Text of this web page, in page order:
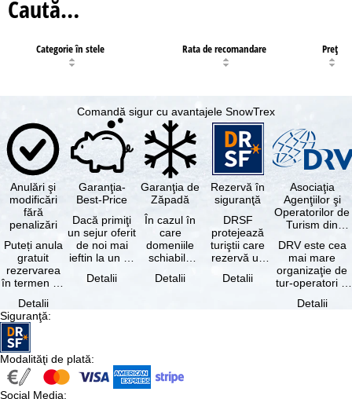
Caută…
Categorie în stele Rata de recomandare Preţ
Comandă sigur cu avantajele SnowTrex
Anulări şi
modificări
fără
penalizări
Puteți anula
gratuit
rezervarea
în termen de
data
rezervării, …
Detalii
Garanţia-
Best-Price
Dacă primiţi
un sejur oferit
de noi mai
ieftin la un alt
cu aceleaşi …
Detalii
Garanţia de
Zăpadă
În cazul în
care
domeniile
schiabile
skipass-ul
Detalii
Rezervă în
siguranţă
DRSF
protejează
turiştii care
rezervă un
sau servicii
Detalii
Asociaţia
Agenţiilor şi
Operatorilor de
Turism din
DRV este cea
mai mare
organizaţie de
tur-operatori şi
turism din
Detalii
Siguranţă:
Modalităţi de plată:
Social Media: